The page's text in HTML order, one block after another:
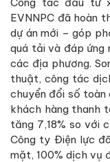
EVNNPC đã hoàn
dự án mới – góp
quá tải và đáp ứng
các địa phương.
thuật, công tác
chuyển đổi số
khách hàng thanh
tăng 7,18% so với
Công ty Điện lực
mặt, 100% dịch vụ